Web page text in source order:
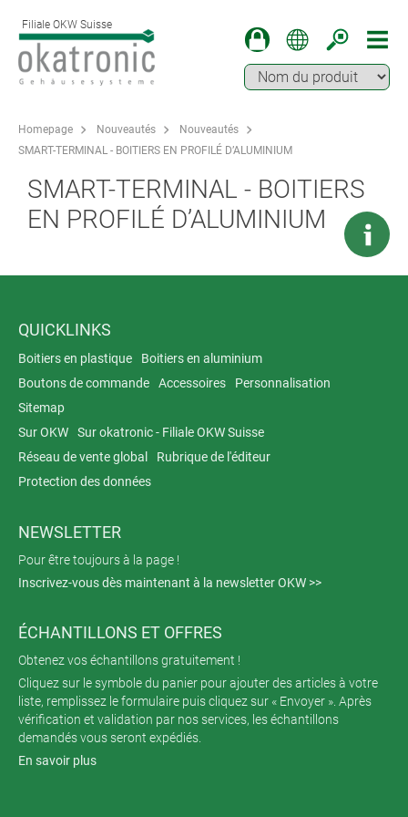
Filiale OKW Suisse
Homepage Nouveautés
Nouveautés
SMART-TERMINAL - BOITIERS EN PROFILÉ D’ALUMINIUM
SMART-TERMINAL - BOITIERS
EN PROFILÉ D’ALUMINIUM
QUICKLINKS
Boitiers en plastique
Boitiers en aluminium
Boutons de commande
Accessoires
Personnalisation
Sitemap
Sur OKW
Sur okatronic - Filiale OKW Suisse
Réseau de vente global
Rubrique de l'éditeur
Protection des données
NEWSLETTER
Pour être toujours à la page !
Inscrivez-vous dès maintenant à la newsletter OKW >>
ÉCHANTILLONS ET OFFRES
Obtenez vos échantillons gratuitement !
Cliquez sur le symbole du panier pour ajouter des articles à votre
liste, remplissez le formulaire puis cliquez sur « Envoyer ». Après
vérification et validation par nos services, les échantillons
demandés vous seront expédiés.
En savoir plus